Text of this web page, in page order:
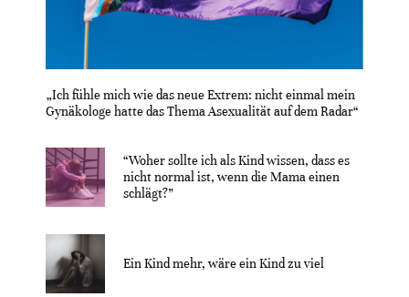
„Ich fühle mich wie das neue Extrem: nicht einmal mein
Gynäkologe hatte das Thema Asexualität auf dem Radar“
“Woher sollte ich als Kind wissen, dass es
nicht normal ist, wenn die Mama einen
schlägt?”
Ein Kind mehr, wäre ein Kind zu viel